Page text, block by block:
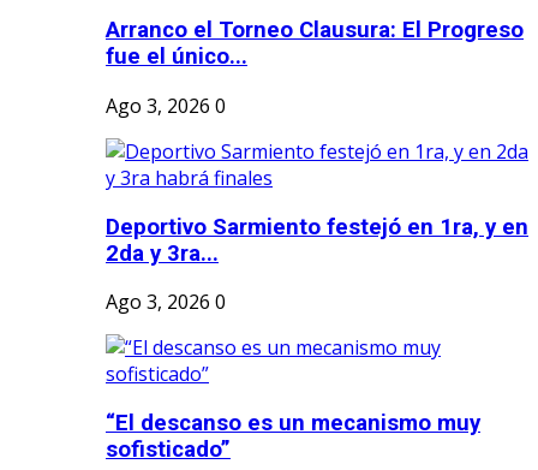
Arranco el Torneo Clausura: El Progreso
fue el único...
Ago 3, 2026 0
Deportivo Sarmiento festejó en 1ra, y en
2da y 3ra...
Ago 3, 2026 0
“El descanso es un mecanismo muy
sofisticado”